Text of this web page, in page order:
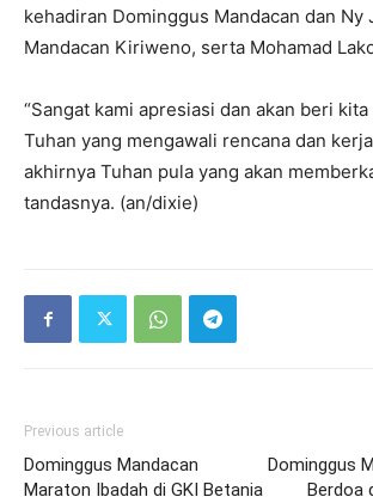
kehadiran Dominggus Mandacan dan Ny
Mandacan Kiriweno, serta Mohamad
“Sangat kami apresiasi dan akan beri
Tuhan yang mengawali rencana dan
akhirnya Tuhan pula yang akan
tandasnya. (an/dixie)
Previous article
Dominggus Mandacan
Maraton Ibadah di GKI Betania
Dominggus
Berdoa